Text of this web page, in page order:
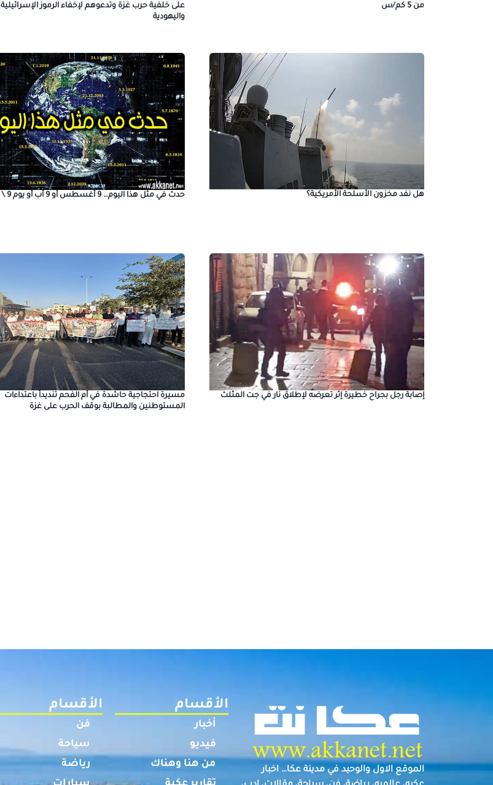
من 5 كم/س
على خلفية حرب غزة وتدعوهم لإخفاء الرموز الإسرائيلية
واليهودية
هل نفد مخزون الأسلحة الأمريكية؟ حدث في مثل هذا اليوم… 9 أغسطس أو 9 آب أو يوم 9 \ 8
إصابة رجل بجراح خطيرة إثر تعرضه لإطلاق نار في جت المثلث
مسيرة احتجاجية حاشدة في أم الفحم تنديداً باعتداءات
المستوطنين والمطالبة بوقف الحرب على غزة
الموقع الاول والوحيد في مدينة عكا… اخبار
الأقسام
أخبار
فيديو
من هنا وهناك
الأقسام
فن
سياحة
رياضة